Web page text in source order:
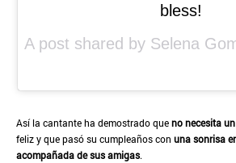
bless!
A post shared by Selena
Así la cantante ha demostrado queno necesita
feliz y que pasó su cumpleaños con una sonrisa
acompañada de sus amigas.